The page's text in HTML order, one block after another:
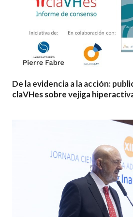
De la evidencia a la acción:
claVHes sobre vejiga